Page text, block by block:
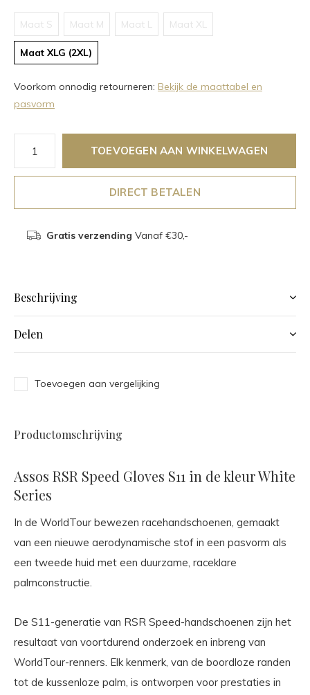
Maat S Maat M Maat L Maat XL
Maat XLG (2XL)
Voorkom onnodig retourneren: Bekijk de maattabel en
pasvorm
TOEVOEGEN AAN WINKELWAGEN
DIRECT BETALEN
Gratis verzending Vanaf €30,-
Beschrijving
Delen
Toevoegen aan vergelijking
Productomschrijving
Assos RSR Speed Gloves S11 in de kleur White
Series
In de WorldTour bewezen racehandschoenen, gemaakt
van een nieuwe aerodynamische stof in een pasvorm als
een tweede huid met een duurzame, raceklare
palmconstructie.
De S11-generatie van RSR Speed-handschoenen zijn het
resultaat van voortdurend onderzoek en inbreng van
WorldTour-renners. Elk kenmerk, van de boordloze randen
tot de kussenloze palm, is ontworpen voor prestaties in